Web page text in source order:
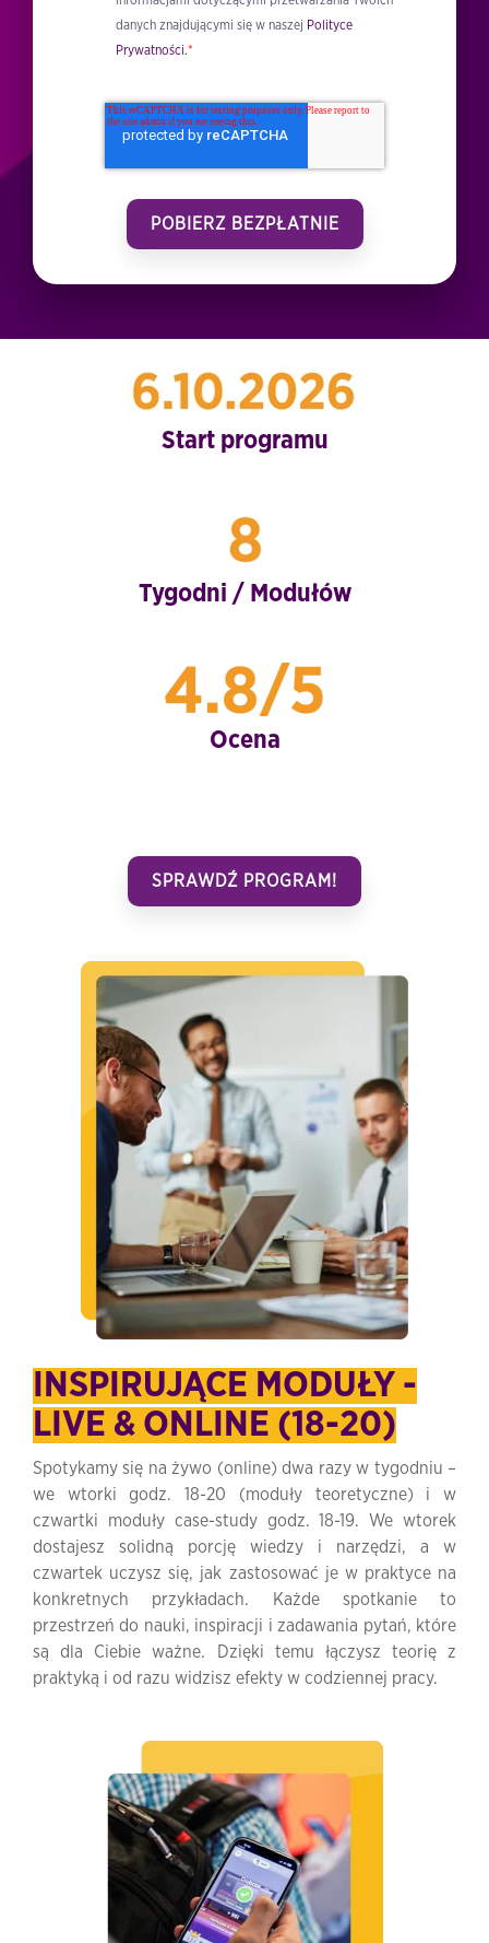
danych znajdującymi się w naszej Polityce
Prywatności.*
Start programu
Tygodni / Modułów
Ocena
SPRAWDŹ PROGRAM!
INSPIRUJĄCE MODUŁY -
LIVE & ONLINE (18-20)
Spotykamy się na żywo (online) dwa razy w tygodniu –
we wtorki godz. 18-20 (moduły teoretyczne) i w
czwartki moduły case-study godz. 18-19. We wtorek
dostajesz solidną porcję wiedzy i narzędzi, a w
czwartek uczysz się, jak zastosować je w praktyce na
konkretnych przykładach. Każde spotkanie to
przestrzeń do nauki, inspiracji i zadawania pytań, które
są dla Ciebie ważne. Dzięki temu łączysz teorię z
praktyką i od razu widzisz efekty w codziennej pracy.